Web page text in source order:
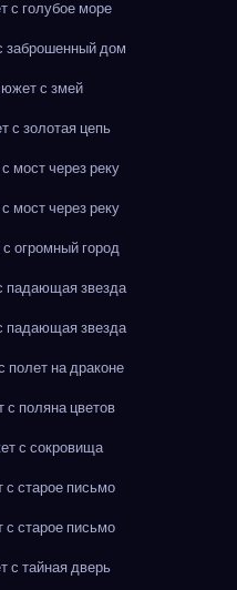
с голубое море
заброшенный дом
с змей
с золотая цепь
мост через реку
мост через реку
огромный город
падающая звезда
падающая звезда
полет на драконе
поляна цветов
с сокровища
старое письмо
старое письмо
с тайная дверь